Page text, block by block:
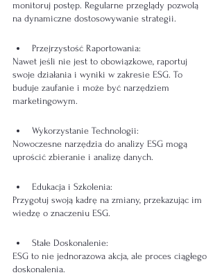
monitoruj postęp. Regularne przeglądy pozwolą
na dynamiczne dostosowywanie strategii.
Przejrzystość Raportowania:
Nawet jeśli nie jest to obowiązkowe, raportuj
swoje działania i wyniki w zakresie ESG. To
buduje zaufanie i może być narzędziem
marketingowym.
Wykorzystanie Technologii:
Nowoczesne narzędzia do analizy ESG mogą
uprościć zbieranie i analizę danych.
Edukacja i Szkolenia:
Przygotuj swoją kadrę na zmiany, przekazując im
wiedzę o znaczeniu ESG.
Stałe Doskonalenie:
ESG to nie jednorazowa akcja, ale proces ciągłego
doskonalenia.